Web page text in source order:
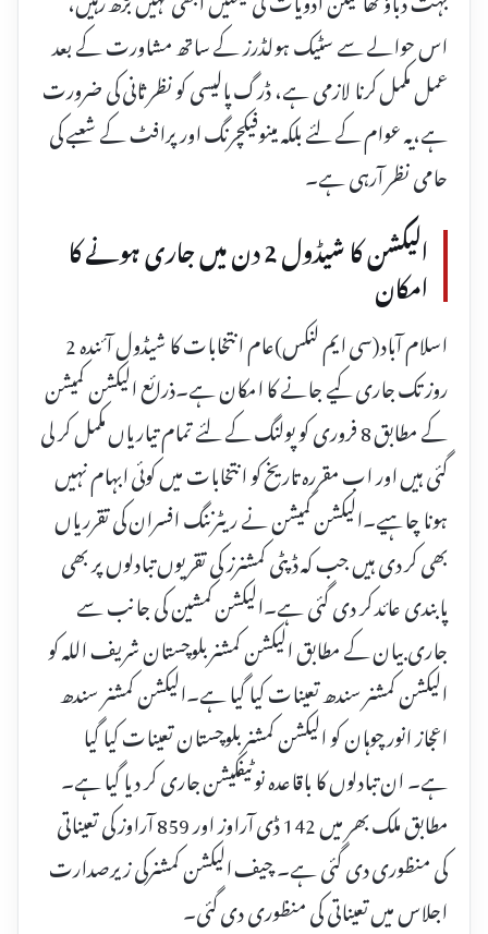
اس حوالے سے سٹیک ہولڈرز کے ساتھ مشاورت کے بعد
عمل مکمل کرنا لازمی ہے، ڈرگ پالیسی کو نظر ثانی کی ضرورت
ہے،یہ عوام کے لئے بلکہ مینوفیکچرنگ اور پرافٹ کے شعبے کی
حامی نظر آرہی ہے۔
الیکشن کا شیڈول 2 دن میں جاری ہونے کا
امکان
اسلام آباد(سی ایم لنکس)عام انتخابات کا شیڈول آئندہ 2
روز تک جاری کیے جانے کا امکان ہے۔ذرائع الیکشن کمیشن
کے مطابق 8 فروری کو پولنگ کے لئے تمام تیاریاں مکمل کر لی
گئی ہیں اور اب مقررہ تاریخ کو انتخابات میں کوئی ابہام نہیں
ہونا چاہیے۔الیکشن کمیشن نے ریٹرننگ افسران کی تقرریاں
بھی کر دی ہیں جب کہ ڈپٹی کمشنرز کی تقریوں تبادلوں پر بھی
پابندی عائد کر دی گئی ہے۔الیکشن کمشین کی جانب سے
جاری بیان کے مطابق الیکشن کمشنر بلوچستان شریف اللہ کو
الیکشن کمشنر سندھ تعینات کیا گیا ہے۔الیکشن کمشنر سندھ
اعجاز انور چوہان کو الیکشن کمشنر بلوچستان تعینات کیا گیا
ہے۔ ان تبادلوں کا باقاعدہ نوٹیفکیشن جاری کر دیا گیا ہے۔
مطابق ملک بھر میں 142 ڈی آراوز اور 859 آراوز کی تعیناتی
کی منظوری دی گئی ہے۔ چیف الیکشن کمشنرکی زیرصدارت
اجلاس میں تعیناتی کی منظوری دی گئی۔